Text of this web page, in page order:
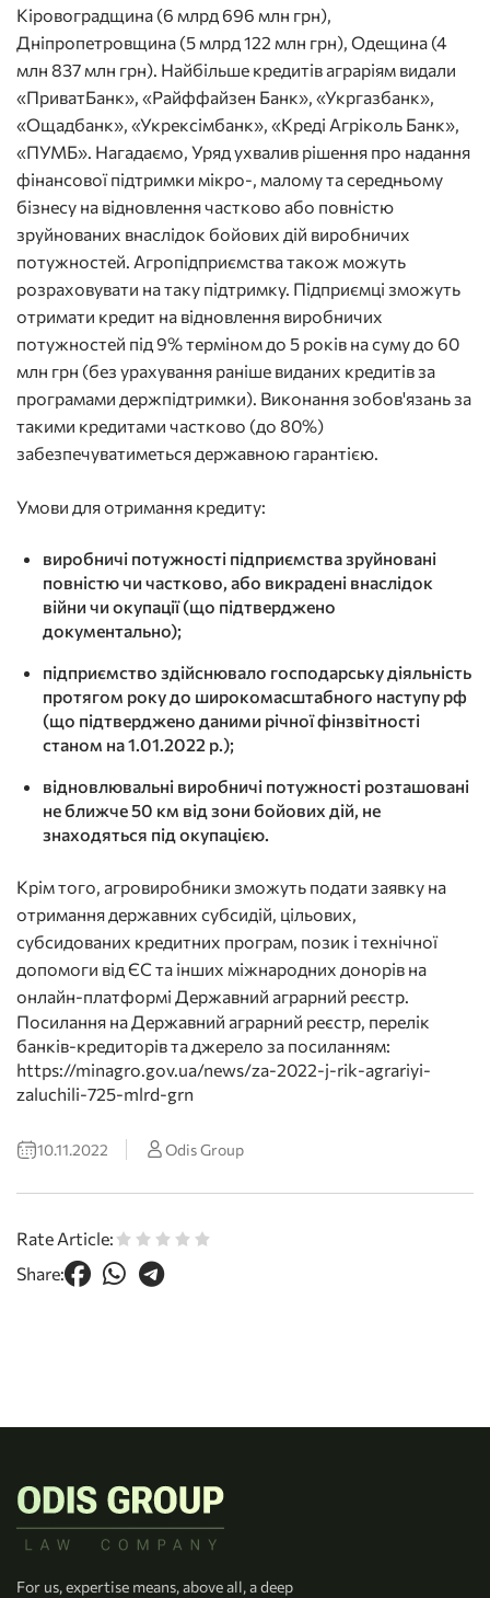
Кіровоградщина (6 млрд 696 млн грн),
Дніпропетровщина (5 млрд 122 млн грн), Одещина (4
млн 837 млн грн). Найбільше кредитів аграріям видали
«ПриватБанк», «Райффайзен Банк», «Укргазбанк»,
«Ощадбанк», «Укрексімбанк», «Креді Агріколь Банк»,
«ПУМБ». Нагадаємо, Уряд ухвалив рішення про надання
фінансової підтримки мікро-, малому та середньому
бізнесу на відновлення частково або повністю
зруйнованих внаслідок бойових дій виробничих
потужностей. Агропідприємства також можуть
розраховувати на таку підтримку. Підприємці зможуть
отримати кредит на відновлення виробничих
потужностей під 9% терміном до 5 років на суму до 60
млн грн (без урахування раніше виданих кредитів за
програмами держпідтримки). Виконання зобов'язань за
такими кредитами частково (до 80%)
забезпечуватиметься державною гарантією.
Умови для отримання кредиту:
виробничі потужності підприємства зруйновані
повністю чи частково, або викрадені внаслідок
війни чи окупації (що підтверджено
документально);
підприємство здійснювало господарську діяльність
протягом року до широкомасштабного наступу рф
(що підтверджено даними річної фінзвітності
станом на 1.01.2022 р.);
відновлювальні виробничі потужності розташовані
не ближче 50 км від зони бойових дій, не
знаходяться під окупацією.
Крім того, агровиробники зможуть подати заявку на
отримання державних субсидій, цільових,
субсидованих кредитних програм, позик і технічної
допомоги від ЄС та інших міжнародних донорів на
онлайн-платформі Державний аграрний реєстр.
Посилання на Державний аграрний реєстр, перелік
банків-кредиторів та джерело за посиланням:
https://minagro.gov.ua/news/za-2022-j-rik-agrariyi-
zaluchili-725-mlrd-grn
10.11.2022 Odis Group
Rate Article:
Share:
For us, expertise means, above all, a deep